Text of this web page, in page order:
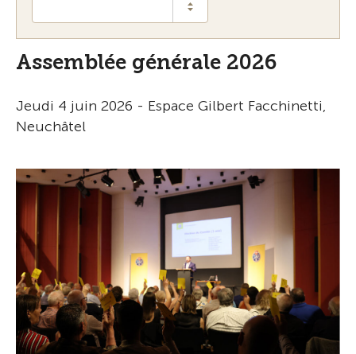
Assemblée générale 2026
Jeudi 4 juin 2026 - Espace Gilbert Facchinetti,
Neuchâtel